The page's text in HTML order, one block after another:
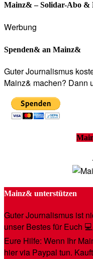
Mainz& – Solidar-Abo &
Werbung
Spenden& an Mainz&
Guter Journalismus
Mainz& machen? Dann
Mainz& unterstützen
Guter Journalismus ist
unser Bestes für Euch
Eure Hilfe: Wenn Ihr
hier via Paypal tun.